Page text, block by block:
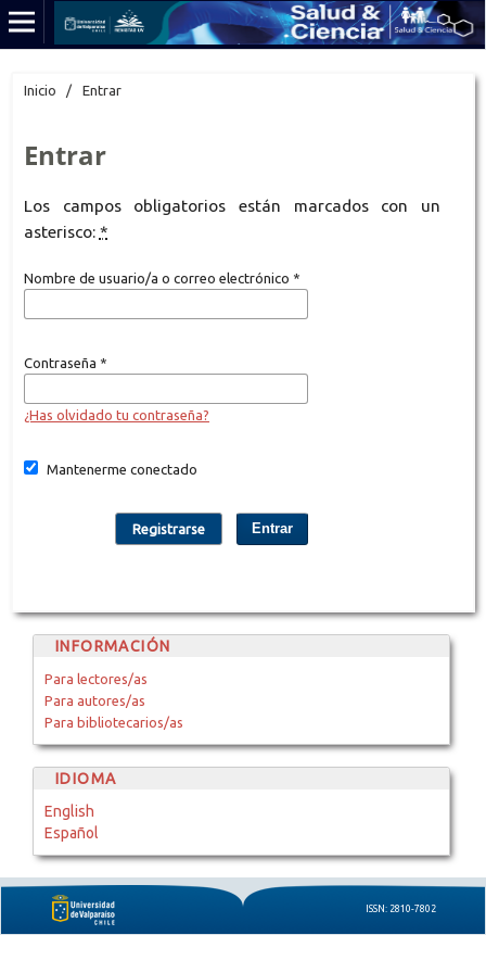
Inicio / Entrar
Entrar
Los campos obligatorios están marcados con un
asterisco: *
Nombre de usuario/a o correo electrónico *
Contraseña *
¿Has olvidado tu contraseña?
Mantenerme conectado
Entrar
Registrarse
INFORMACIÓN
Para lectores/as
Para autores/as
Para bibliotecarios/as
IDIOMA
English
Español
ISSN: 2810-7802